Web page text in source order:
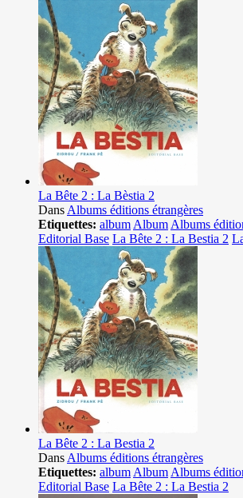
La Bête 2 : La Bèstia 2
Dans Albums éditions étrangères
Etiquettes: album Album Albums
Editorial Base La Bête 2 : La Bestia 2
La Bête 2 : La Bestia 2
Dans Albums éditions étrangères
Etiquettes: album Album Albums
Editorial Base La Bête 2 : La Bestia 2